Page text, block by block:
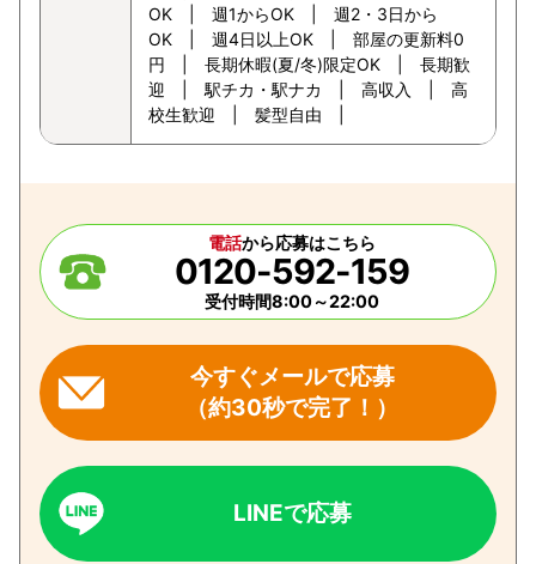
OK | 週1からOK | 週2・3日から
OK | 週4日以上OK | 部屋の更新料0
円 | 長期休暇(夏/冬)限定OK | 長期歓
迎 | 駅チカ・駅ナカ | 高収入 | 高
校生歓迎 | 髪型自由 |
電話から応募はこちら
0120-592-159
受付時間8:00～22:00
今すぐメールで応募
（約30秒で完了！）
LINEで応募